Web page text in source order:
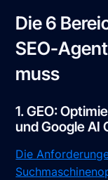
Die 6
SEO-
muss
1. GEO:
und Google AI
Die